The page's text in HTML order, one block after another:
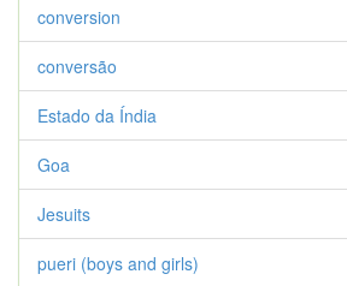
conversion
conversão
Estado da Índia
Goa
Jesuits
pueri (boys and girls)